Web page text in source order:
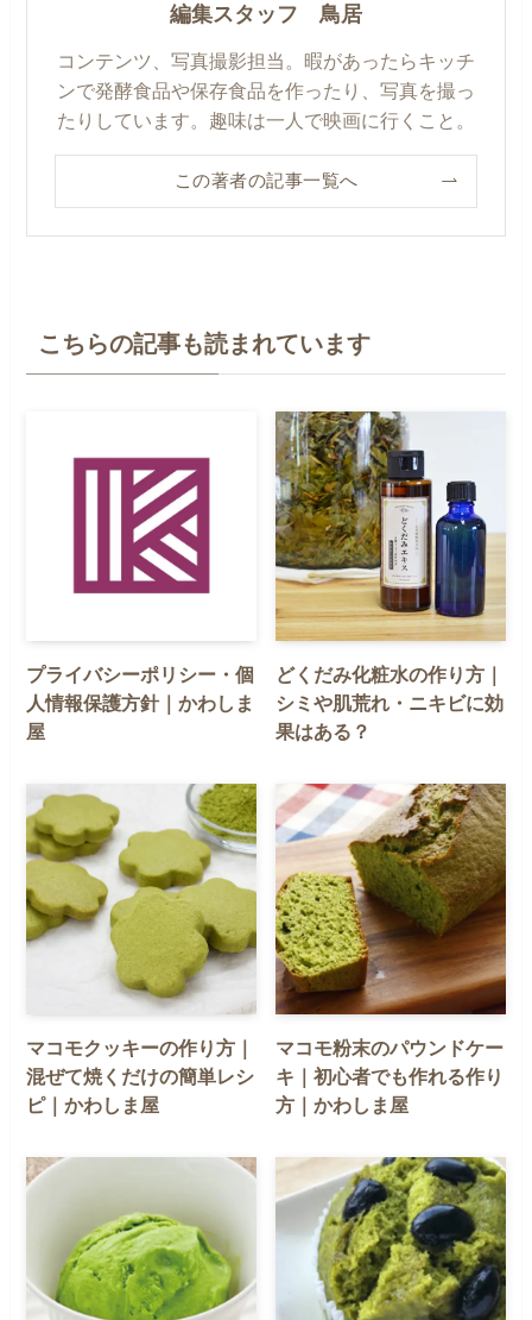
編集スタッフ 鳥居
コンテンツ、写真撮影担当。暇があったらキッチ
ンで発酵食品や保存食品を作ったり、写真を撮っ
たりしています。趣味は一人で映画に行くこと。
この著者の記事一覧へ
こちらの記事も読まれています
プライバシーポリシー・個
人情報保護方針｜かわしま
屋
どくだみ化粧水の作り方｜
シミや肌荒れ・ニキビに効
果はある？
マコモクッキーの作り方｜
混ぜて焼くだけの簡単レシ
ピ｜かわしま屋
マコモ粉末のパウンドケー
キ｜初心者でも作れる作り
方｜かわしま屋